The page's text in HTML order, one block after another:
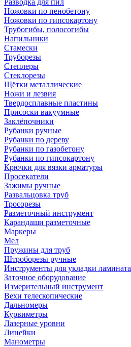
Разводка для пил
Ножовки по пенобетону
Ножовки по гипсокартону
Трубогибы, полосогибы
Напильники
Стамески
Труборезы
Степлеры
Стеклорезы
Щётки металлические
Ножи и лезвия
Твердосплавные пластины
Присоски вакуумные
Заклёпочники
Рубанки ручные
Рубанки по дереву
Рубанки по газобетону
Рубанки по гипсокартону
Крючки для вязки арматуры
Просекатели
Зажимы ручные
Развальцовка труб
Тросорезы
Разметочный инструмент
Карандаши разметочные
Маркеры
Мел
Пружины для труб
Штроборезы ручные
Инструменты для укладки ламината
Заточное оборудование
Измерительный инструмент
Вехи телескопические
Дальномеры
Курвиметры
Лазерные уровни
Линейки
Манометры